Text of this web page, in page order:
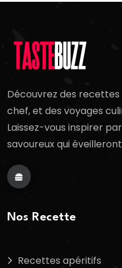
Découvrez des recettes
chef, et des voyages
Laissez-vous inspirer
savoureux qui
Nos Recette
Recettes apéritifs